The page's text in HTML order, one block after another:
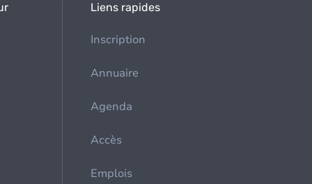
Liens rapides
Inscription
Annuaire
Agenda
Accès
Emplois